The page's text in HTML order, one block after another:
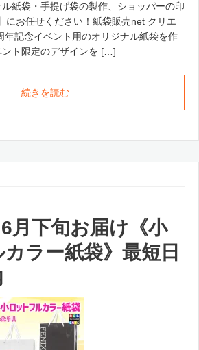
紙袋・手提げ袋の製作、ショッパーの印
にお任せください！紙袋販売net クリエ
年記念イベント用のオリジナル紙袋を作
ント限定のデザインを […]
続きを読む
月下旬お届け《小
ラー紙袋》最短日